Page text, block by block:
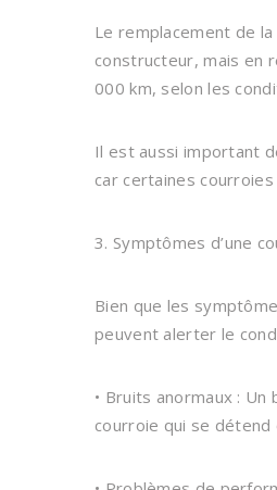
Le remplacement de
constructeur, mais en
000 km, selon les
Il est aussi important
car certaines
3. Symptômes d’une
Bien que les
peuvent alerter le
• Bruits anormaux :
courroie qui se détend